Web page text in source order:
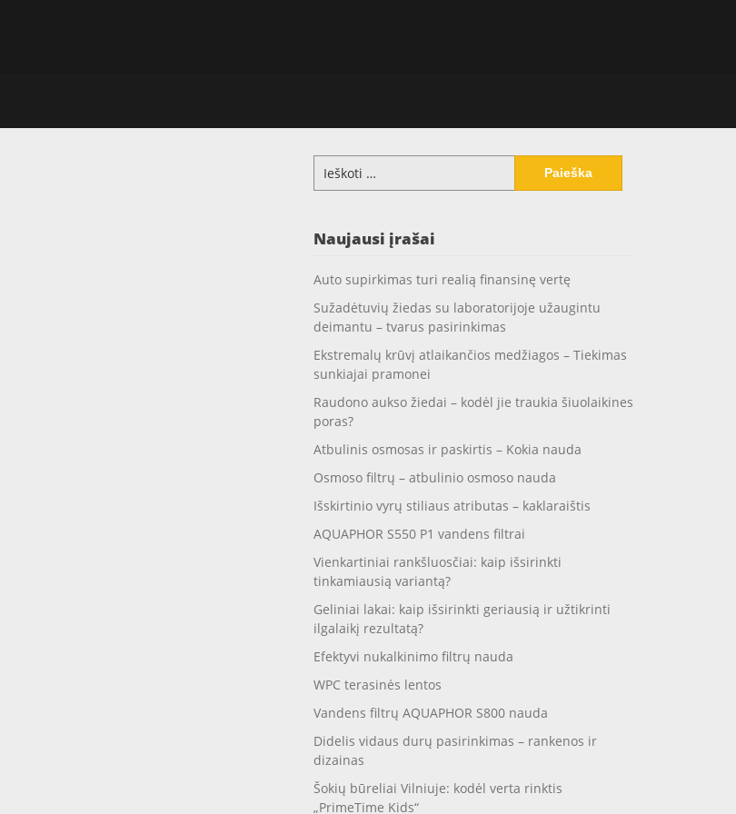
Ieškoti:
Naujausi įrašai
Auto supirkimas turi realią finansinę vertę
Sužadėtuvių žiedas su laboratorijoje užaugintu
deimantu – tvarus pasirinkimas
Ekstremalų krūvį atlaikančios medžiagos – Tiekimas
sunkiajai pramonei
Raudono aukso žiedai – kodėl jie traukia šiuolaikines
poras?
Atbulinis osmosas ir paskirtis – Kokia nauda
Osmoso filtrų – atbulinio osmoso nauda
Išskirtinio vyrų stiliaus atributas – kaklaraištis
AQUAPHOR S550 P1 vandens filtrai
Vienkartiniai rankšluosčiai: kaip išsirinkti
tinkamiausią variantą?
Geliniai lakai: kaip išsirinkti geriausią ir užtikrinti
ilgalaikį rezultatą?
Efektyvi nukalkinimo filtrų nauda
WPC terasinės lentos
Vandens filtrų AQUAPHOR S800 nauda
Didelis vidaus durų pasirinkimas – rankenos ir
dizainas
Šokių būreliai Vilniuje: kodėl verta rinktis
„PrimeTime Kids“